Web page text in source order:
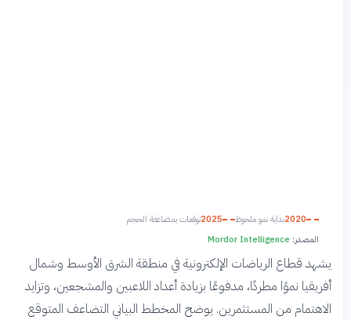
2020بداية نمو ملحوظ 2025توقعات بمضاعفة الحجم
المصدر:Mordor Intelligence
يشهد قطاع الرياضات الإلكترونية في منطقة الشرق الأوسط وشمال
أفريقيا نموًا مطردًا، مدفوعًا بزيادة أعداد اللاعبين والمشجعين، وتزايد
الاهتمام من المستثمرين. يوضح المخطط البياني التضاعف المتوقع